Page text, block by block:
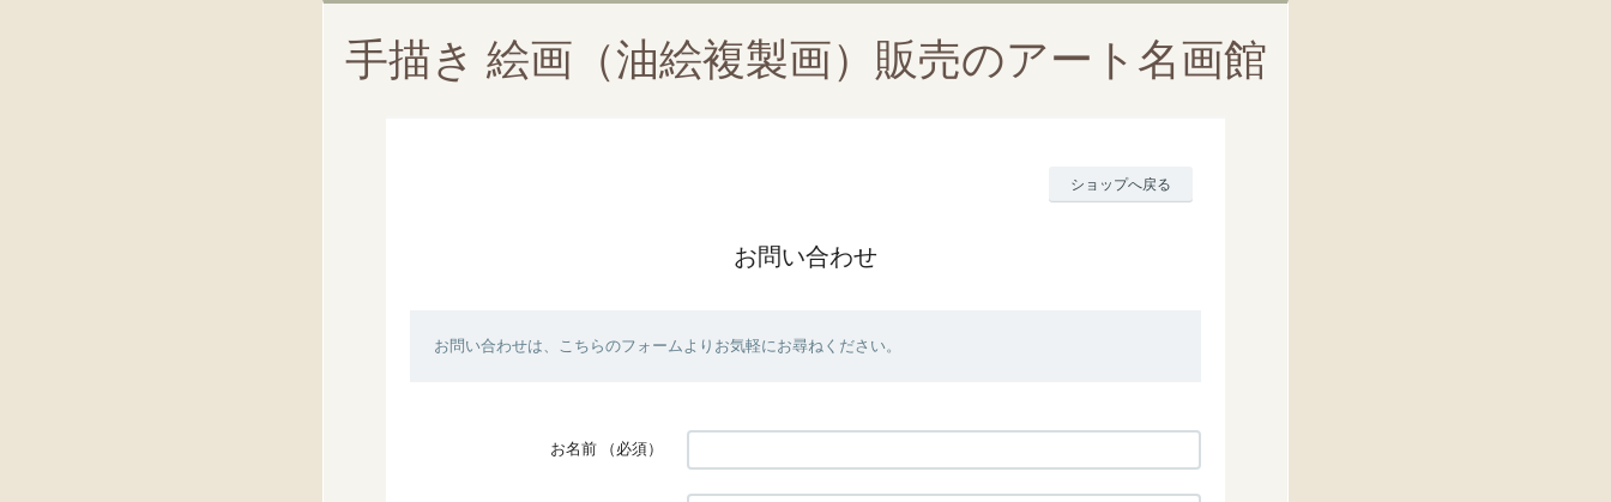
手描き 絵画（油絵複製画）販売のアート名画館
ショップへ戻る
お問い合わせ
お問い合わせは、こちらのフォームよりお気軽にお尋ねください。
お名前 （必須）